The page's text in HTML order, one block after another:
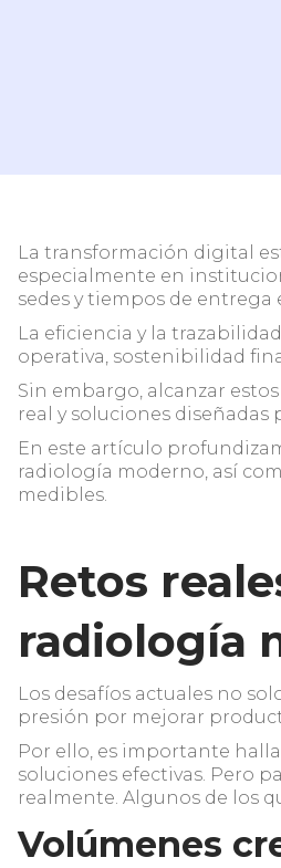
para decidir?
tu operación.
La transformación digital
especialmente en
sedes y tiempos de entrega
La eficiencia y la
operativa, sostenibilidad
Sin embargo, alcanzar
real y soluciones
En este artículo
radiología moderno, así
medibles.
Retos
radiología
Los desafíos actuales no
presión por mejorar
Por ello, es importante
soluciones efectivas. Pero
realmente. Algunos de los
Volúmenes